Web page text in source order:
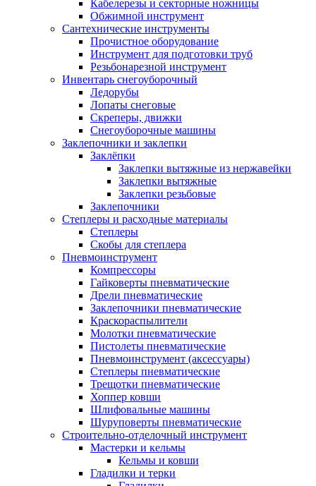
Кабелерезы и секторные ножницы
Обжимной инструмент
Сантехнические инструменты
Прочистное оборудование
Инструмент для подготовки труб
Резьбонарезной инструмент
Инвентарь снегоуборочный
Ледорубы
Лопаты снеговые
Скреперы, движки
Снегоуборочные машины
Заклепочники и заклепки
Заклёпки
Заклепки вытяжные из нержавейки
Заклепки вытяжные
Заклепки резьбовые
Заклепочники
Степлеры и расходные материалы
Степлеры
Скобы для степлера
Пневмоинструмент
Компрессоры
Гайковерты пневматические
Дрели пневматические
Заклепочники пневматические
Краскораспылители
Молотки пневматические
Пистолеты пневматические
Пневмоинструмент (аксессуары)
Степлеры пневматические
Трещотки пневматические
Хоппер ковши
Шлифовальные машины
Шуруповерты пневматические
Строительно-отделочный инструмент
Мастерки и кельмы
Кельмы и ковши
Гладилки и терки